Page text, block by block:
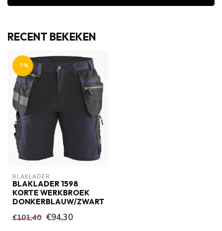
RECENT BEKEKEN
-7%
BLAKLADER
BLAKLADER 1598
KORTE WERKBROEK
DONKERBLAUW/ZWART
€101,40 €94,30